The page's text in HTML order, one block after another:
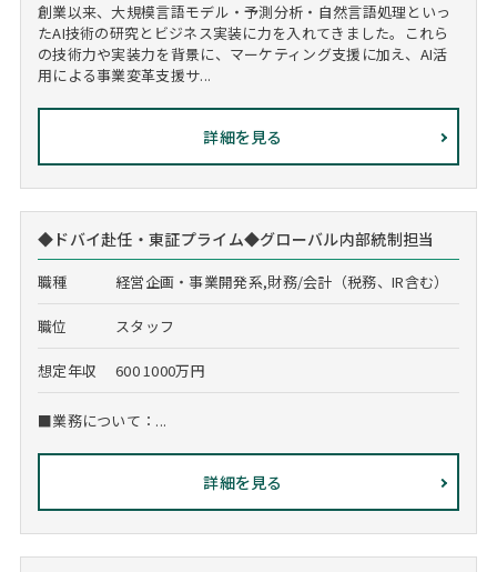
創業以来、大規模言語モデル・予測分析・自然言語処理といっ
たAI技術の研究とビジネス実装に力を入れてきました。これら
の技術力や実装力を背景に、マーケティング支援に加え、AI活
用による事業変革支援サ...
詳細を見る
◆ドバイ赴任・東証プライム◆グローバル内部統制担当
職種 経営企画・事業開発系,財務/会計（税務、IR含む）
職位 スタッフ
想定年収 600 1000万円
■業務について：...
詳細を見る